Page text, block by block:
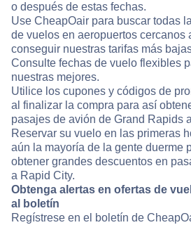
o después de estas fechas.
Use CheapOair para buscar todas
de vuelos en aeropuertos cercanos
conseguir nuestras tarifas más
Consulte fechas de vuelo flexibles
nuestras mejores.
Utilice los cupones y códigos de
al finalizar la compra para así
pasajes de avión de Grand Rapids
Reservar su vuelo en las primeras
aún la mayoría de la gente duerme
obtener grandes descuentos en
a Rapid City.
Obtenga alertas en ofertas de
al boletín
Regístrese en el boletín de